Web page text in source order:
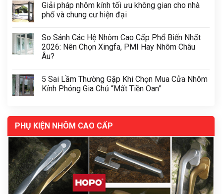
Giải pháp nhôm kính tối ưu không gian cho nhà
phố và chung cư hiện đại
So Sánh Các Hệ Nhôm Cao Cấp Phổ Biến Nhất
2026: Nên Chọn Xingfa, PMI Hay Nhôm Châu
Âu?
5 Sai Lầm Thường Gặp Khi Chọn Mua Cửa Nhôm
Kính Phóng Gia Chủ “Mất Tiền Oan”
PHỤ KIỆN NHÔM CAO CẤP